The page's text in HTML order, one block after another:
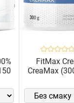
FitMax
CreaMax